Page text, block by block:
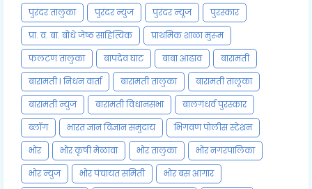
पुरंदर तालुका
पुरंदर न्युज पुरंदर न्यूज
पुरस्कार
प्रा. व. बा. बोधे जेष्ठ साहित्यिक
प्राथमिक शाळा मुरूम
फलटण तालुका
बापदेव घाट बाबा आढाव
बारामती
बारामती l निधन वार्ता
बारामती तालुका
बारामती तालूका
बारामती न्युज
बारामती विधानसभा
बालगंधर्व पुरस्कार
ब्लॉग
भारत ज्ञान विज्ञान समुदाय
भिगवण पोलीस स्टेशन
भोर
भोर कृषी मेळावा भोर तालुका
भोर नगरपालिका
भोर न्युज
भोर पंचायत समिती
भोर बस आगार